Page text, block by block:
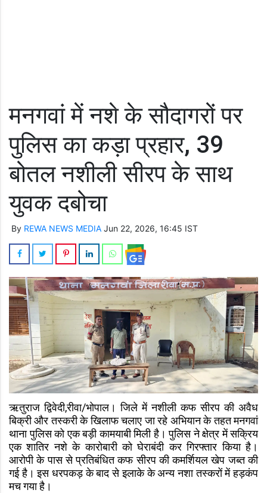
मनगवां में नशे के सौदागरों पर
पुलिस का कड़ा प्रहार, 39
बोतल नशीली सीरप के साथ
युवक दबोचा
By REWA NEWS MEDIA Jun 22, 2026, 16:45 IST
ऋतुराज द्विवेदी,रीवा/भोपाल। जिले में नशीली कफ सीरप की अवैध
बिक्री और तस्करी के खिलाफ चलाए जा रहे अभियान के तहत मनगवां
थाना पुलिस को एक बड़ी कामयाबी मिली है। पुलिस ने क्षेत्र में सक्रिय
एक शातिर नशे के कारोबारी को घेराबंदी कर गिरफ्तार किया है।
आरोपी के पास से प्रतिबंधित कफ सीरप की कमर्शियल खेप जब्त की
गई है। इस धरपकड़ के बाद से इलाके के अन्य नशा तस्करों में हड़कंप
मच गया है।